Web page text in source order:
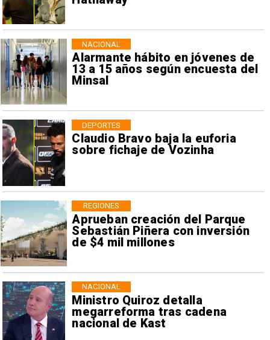
Alarmante hábito en jóvenes de
13 a 15 años según encuesta del
Minsal
NACIONAL
Claudio Bravo baja la euforia
sobre fichaje de Vozinha
DEPORTES
Aprueban creación del Parque
Sebastián Piñera con inversión
de $4 mil millones
REGIONES
Ministro Quiroz detalla
megarreforma tras cadena
nacional de Kast
NACIONAL